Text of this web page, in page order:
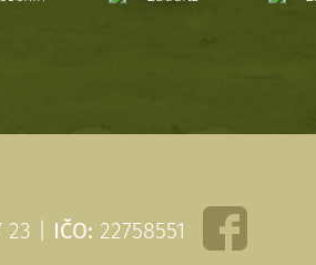
23 | IČO: 22758551